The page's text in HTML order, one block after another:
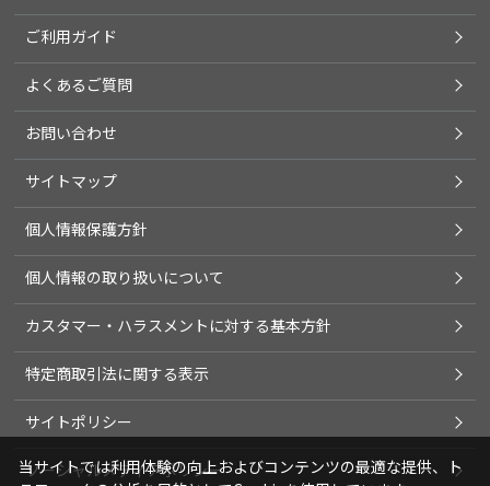
ご利用ガイド
よくあるご質問
お問い合わせ
サイトマップ
個人情報保護方針
個人情報の取り扱いについて
カスタマー・ハラスメントに対する基本方針
特定商取引法に関する表示
サイトポリシー
ソーシャルメディアポリシー
当サイトでは利用体験の向上およびコンテンツの最適な提供、ト